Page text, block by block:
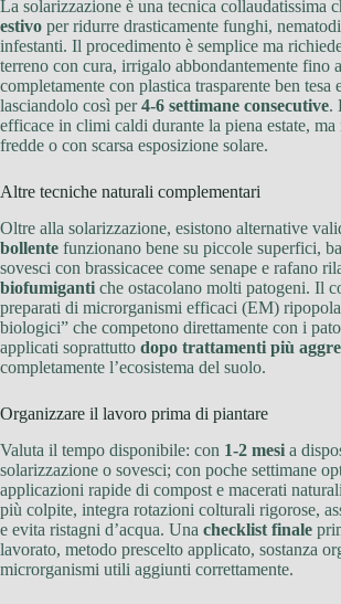
La solarizzazione è una tecnica collaudatissima
estivo per ridurre drasticamente funghi,
infestanti. Il procedimento è semplice ma
terreno con cura, irrigalo abbondantemente fino
completamente con plastica trasparente ben tesa
lasciandolo così per4-6 settimane consecutive.
efficace in climi caldi durante la piena estate, ma
fredde o con scarsa esposizione solare.
Altre tecniche naturali complementari
Oltre alla solarizzazione, esistono alternative
bollente funzionano bene su piccole superfici,
sovesci con brassicacee come senape e rafano
biofumiganti che ostacolano molti patogeni. Il
preparati di microrganismi efficaci (EM)
biologici” che competono direttamente con i
applicati soprattutto dopo trattamenti più
completamente l’ecosistema del suolo.
Organizzare il lavoro prima di piantare
Valuta il tempo disponibile: con 1-2 mesi a
solarizzazione o sovesci; con poche settimane
applicazioni rapide di compost e macerati
più colpite, integra rotazioni colturali rigorose,
e evita ristagni d’acqua. Una checklist finale
lavorato, metodo prescelto applicato, sostanza
microrganismi utili aggiunti correttamente.